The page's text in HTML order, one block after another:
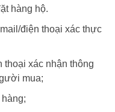
hàng hộ.
điện thoại xác thực
xác nhận thông
mua;